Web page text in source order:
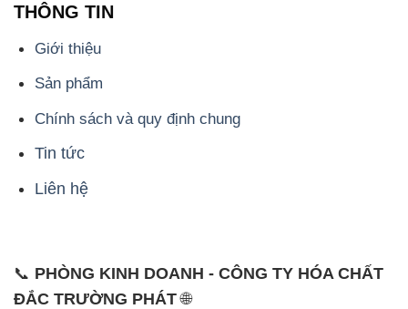
THÔNG TIN
Giới thiệu
Sản phẩm
Chính sách và quy định chung
Tin tức
Liên hệ
📞 PHÒNG KINH DOANH - CÔNG TY HÓA CHẤT
ĐẮC TRƯỜNG PHÁT🌐